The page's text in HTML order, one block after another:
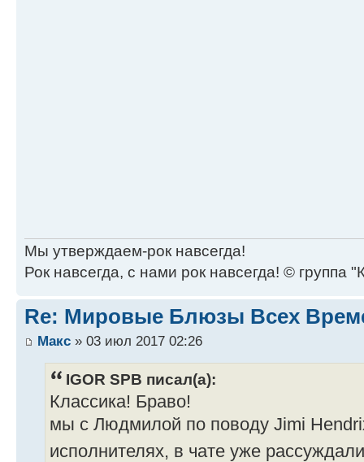
Мы утверждаем-рок навсегда!
Рок навсегда, с нами рок навсегда! © группа
Re: Мировые Блюзы Всех
Макс » 03 июл 2017 02:26
IGOR SPB писал(а):
Классика! Браво!
мы с Людмилой по поводу Jimi
исполнителях, в чате уже